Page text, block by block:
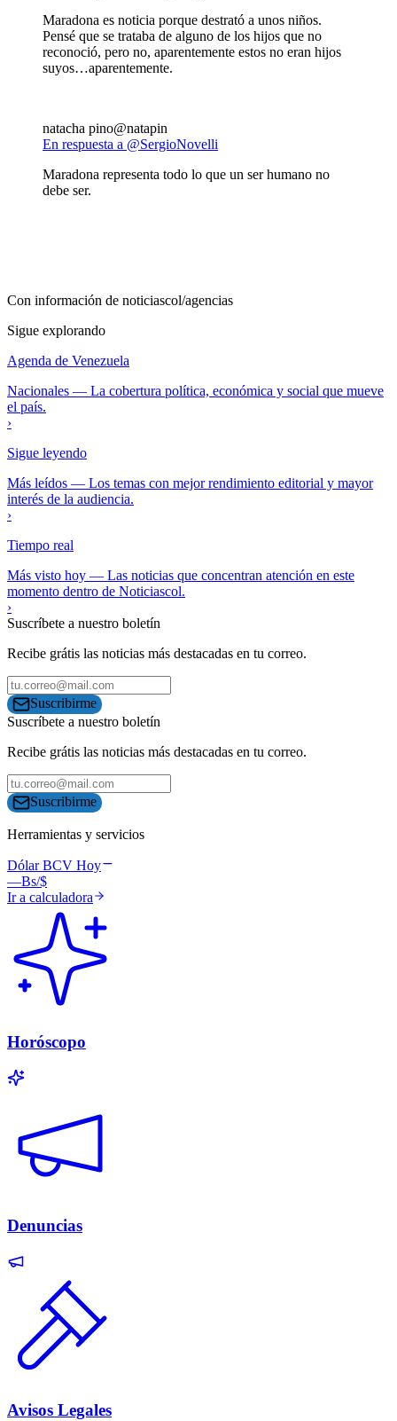
Maradona es noticia porque destrató a unos niños.
Pensé que se trataba de alguno de los hijos que no
reconoció, pero no, aparentemente estos no eran hijos
suyos…aparentemente.
natacha pino@natapin
En respuesta a @SergioNovelli
Maradona representa todo lo que un ser humano no
debe ser.
Con información de noticiascol/agencias
Sigue explorando
Agenda de Venezuela
Nacionales — La cobertura política, económica y social que mueve
el país.
›
Sigue leyendo
Más leídos — Los temas con mejor rendimiento editorial y mayor
interés de la audiencia.
›
Tiempo real
Más visto hoy — Las noticias que concentran atención en este
momento dentro de Noticiascol.
›
Suscríbete a nuestro boletín
Recibe grátis las noticias más destacadas en tu correo.
Suscribirme
Suscríbete a nuestro boletín
Recibe grátis las noticias más destacadas en tu correo.
Suscribirme
Herramientas y servicios
Dólar BCV Hoy
—Bs/$
Ir a calculadora
Horóscopo
Denuncias
Avisos Legales